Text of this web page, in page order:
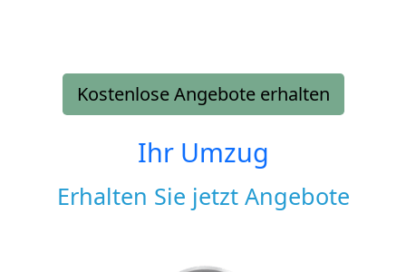
Kostenlose Angebote erhalten
Ihr Umzug
Erhalten Sie jetzt Angebote